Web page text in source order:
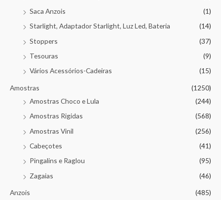
Saca Anzois
(1)
Starlight, Adaptador Starlight, Luz Led, Bateria
(14)
Stoppers
(37)
Tesouras
(9)
Vários Acessórios-Cadeiras
(15)
Amostras
(1250)
Amostras Choco e Lula
(244)
Amostras Rigidas
(568)
Amostras Vinil
(256)
Cabeçotes
(41)
Pingalins e Raglou
(95)
Zagaias
(46)
Anzois (485)